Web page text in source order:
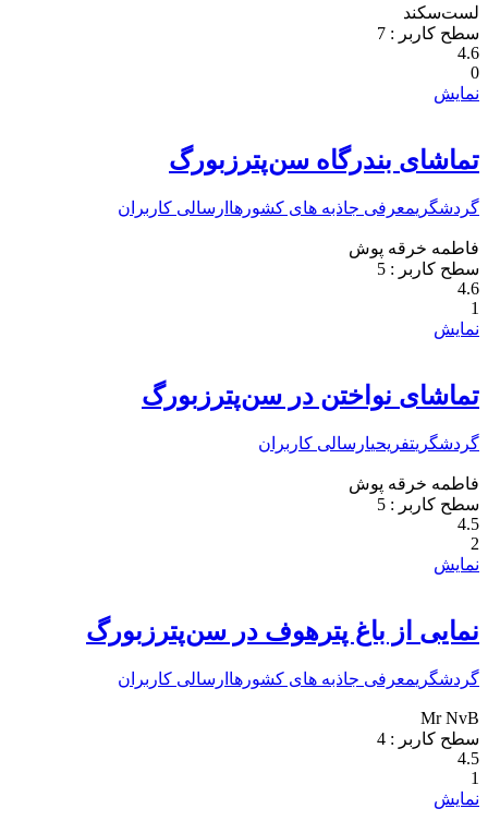
لست‌سکند
سطح کاربر : 7
4.6
0
نمایش
تماشای بندرگاه سن‌پترزبورگ
گردشگریمعرفی جاذبه های کشورها ارسالی کاربران
فاطمه خرقه پوش
سطح کاربر : 5
4.6
1
نمایش
تماشای نواختن در سن‌پترزبورگ
گردشگریتفریحیارسالی کاربران
فاطمه خرقه پوش
سطح کاربر : 5
4.5
2
نمایش
نمایی از باغ پترهوف در سن‌پترزبورگ
گردشگریمعرفی جاذبه های کشورها ارسالی کاربران
Mr NvB
سطح کاربر : 4
4.5
1
نمایش